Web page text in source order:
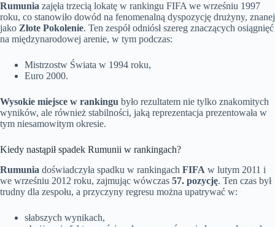
Rumunia zajęła trzecią lokatę w rankingu FIFA we wrześniu 1997
roku, co stanowiło dowód na fenomenalną dyspozycję drużyny, znanej
jako Złote Pokolenie. Ten zespół odniósł szereg znaczących osiągnięć
na międzynarodowej arenie, w tym podczas:
Mistrzostw Świata w 1994 roku,
Euro 2000.
Wysokie miejsce w rankingu było rezultatem nie tylko znakomitych
wyników, ale również stabilności, jaką reprezentacja prezentowała w
tym niesamowitym okresie.
Kiedy nastąpił spadek Rumunii w rankingach?
Rumunia doświadczyła spadku w rankingach FIFA w lutym 2011 i
we wrześniu 2012 roku, zajmując wówczas 57. pozycję. Ten czas był
trudny dla zespołu, a przyczyny regresu można upatrywać w:
słabszych wynikach,